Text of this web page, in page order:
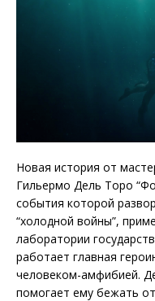
Новая история от
Гильермо Дель Торо
события которой
“холодной войны”,
лаборатории
работает главная
человеком-амфибией.
помогает ему бежать